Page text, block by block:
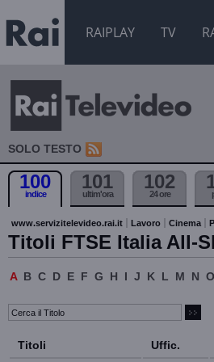
RAIPLAY TV
SOLO TESTO
100
indice
101
ultim'ora
102
24 ore
www.servizitelevideo.rai.it Lavoro Cinema
Titoli FTSE Italia All-
A B C D E F G H I J K L M N O
Titoli Uffic.